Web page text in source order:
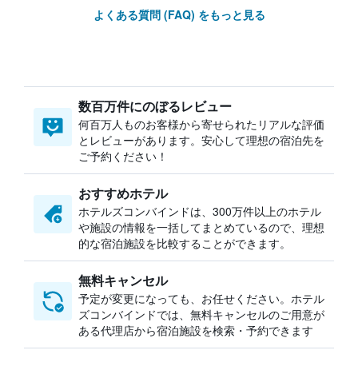
よくある質問 (FAQ) をもっと見る
数百万件にのぼるレビュー
何百万人ものお客様から寄せられたリアルな評価
とレビューがあります。安心して理想の宿泊先を
ご予約ください！
おすすめホテル
ホテルズコンバインドは、300万件以上のホテル
や施設の情報を一括してまとめているので、理想
的な宿泊施設を比較することができます。
無料キャンセル
予定が変更になっても、お任せください。ホテル
ズコンバインドでは、無料キャンセルのご用意が
ある代理店から宿泊施設を検索・予約できます